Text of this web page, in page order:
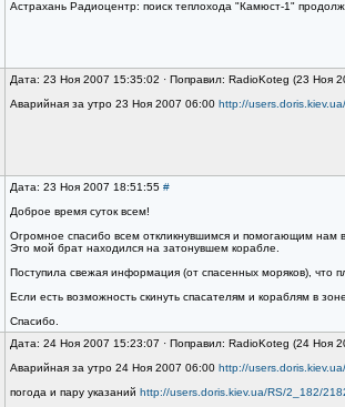
Астрахань Радиоцентр: поиск теплохода "Камюст-1"
Дата: 23 Ноя 2007 15:35:02 · Поправил: RadioKoteg (23 Ноя
Аварийная за утро 23 Ноя 2007 06:00 http://
Дата: 23 Ноя 2007 18:51:55 #
Доброе время суток всем!
Огромное спасибо всем откликнувшимся и помогающим нам в
Это мой брат находился на затонувшем корабле.
Поступила свежая информация (от спасенных моряков), что
Если есть возможность скинуть спасателям и кораблям в
Спасибо.
Дата: 24 Ноя 2007 15:23:07 · Поправил: RadioKoteg (24 Ноя
Аварийная за утро 24 Ноя 2007 06:00 http://
погода и пару указаний http://users.doris.kiev.ua/RS/2_182/